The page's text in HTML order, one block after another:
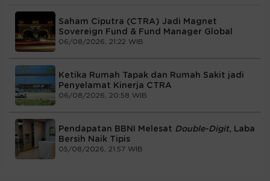
Saham Ciputra (CTRA) Jadi Magnet
Sovereign Fund & Fund Manager Global
06/08/2026, 21:22 WIB
Ketika Rumah Tapak dan Rumah Sakit jadi
Penyelamat Kinerja CTRA
06/08/2026, 20:58 WIB
Pendapatan BBNI Melesat Double-Digit, Laba
Bersih Naik Tipis
05/08/2026, 21:57 WIB